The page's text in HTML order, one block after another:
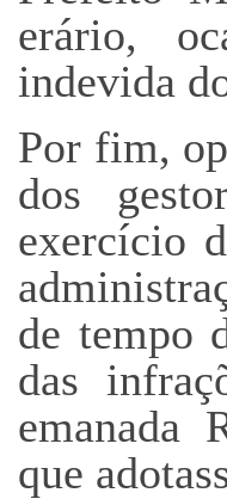
erário,
indevida
Por fim,
dos
exercício
de tempo
das
emanada
que